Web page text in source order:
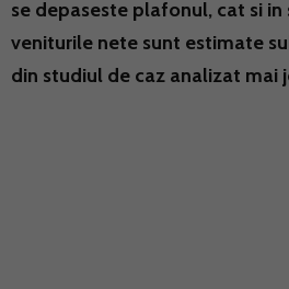
se depaseste plafonul, cat si
veniturile nete sunt estimate
din studiul de caz analizat mai